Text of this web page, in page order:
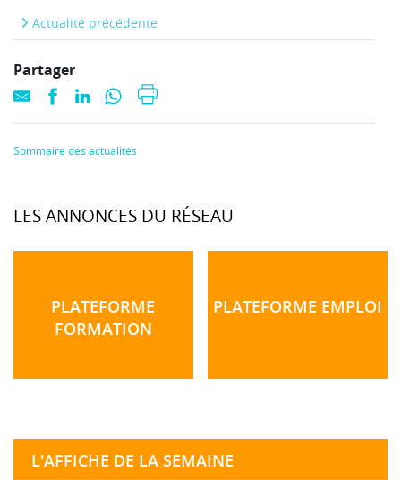
Actualité précédente
Partager
Sommaire des actualités
LES ANNONCES DU RÉSEAU
PLATEFORME
FORMATION
PLATEFORME EMPLOI
L'AFFICHE DE LA SEMAINE